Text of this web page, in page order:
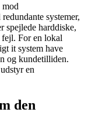
mod
systemer,
spejlede harddiske,
fejl. For en lokal
it system have
og kundetilliden.
en
den